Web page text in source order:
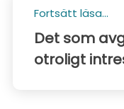
Fortsätt läsa...
Det som
otroligt